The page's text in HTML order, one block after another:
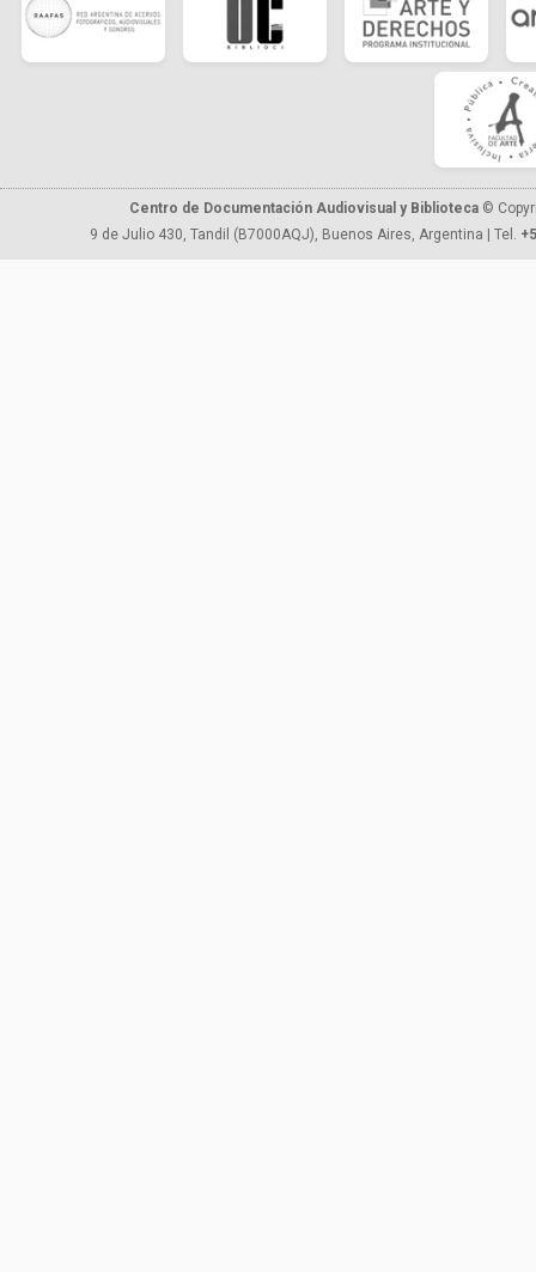
Centro de Documentación Audiovisual y Biblioteca ©
9 de Julio 430, Tandil (B7000AQJ), Buenos Aires, Argentina | Tel.